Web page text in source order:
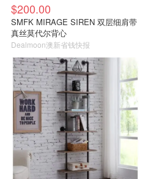
$200.00
SMFK MIRAGE SIREN 双层细肩带
真丝莫代尔背心
Dealmoon澳新省钱快报